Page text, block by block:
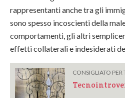
rappresentanti anche tra gli
sono spesso incoscienti della
comportamenti, gli altri
effetti collaterali e indesiderati
CONSIGLIATO PER